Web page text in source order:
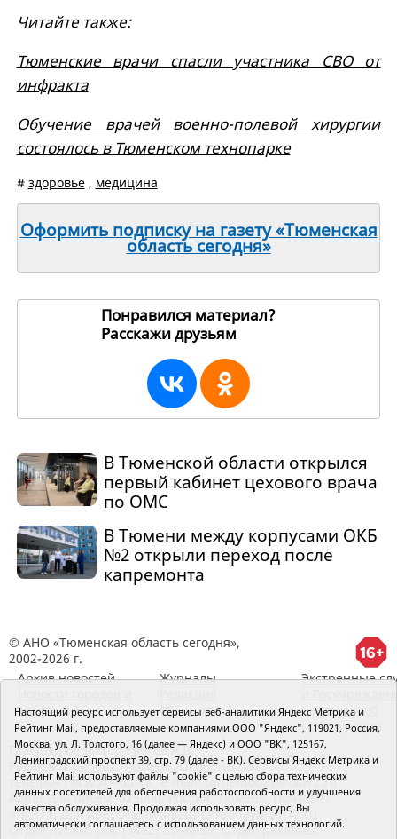
Читайте также:
Тюменские врачи спасли участника СВО от
инфракта
Обучение врачей военно-полевой хирургии
состоялось в Тюменском технопарке
# здоровье, медицина
Оформить подписку на газету «Тюменская
область сегодня»
Понравился материал?
Расскажи друзьям
В Тюменской области открылся
первый кабинет цехового врача
по ОМС
В Тюмени между корпусами ОКБ
№2 открыли переход после
капремонта
© АНО «Тюменская область сегодня»,
2002-2026 г.
Архив новостей
районов ТО
Журналы
RSS поток
Экстренные
Сведения об
организации
Главный редактор Рябков А.В.
Редакция: 625002, Тюмень, Осипенко, 81,
телефон (3452)49-00-18, e-mail: tumentoday@obl72.ru
Адрес для писем: 625000, Россия, Тюмень, Почтамт,
а/я 371. Для пресс-релизов: tumentoday@obl72.ru.
Отдел писем: тел. (3452) 39-90-59. Отдел рекламы:
Настоящий ресурс использует сервисы веб-аналитики Яндекс Метрика и
Рейтинг Mail, предоставляемые компаниями ООО "Яндекс", 119021, Россия,
Москва, ул. Л. Толстого, 16 (далее — Яндекс) и ООО "ВК", 125167,
Ленинградский проспект 39, стр. 79 (далее - ВК). Сервисы Яндекс Метрика и
Рейтинг Mail используют файлы "cookie" с целью сбора технических
данных посетителей для обеспечения работоспособности и улучшения
качества обслуживания. Продолжая использовать ресурс, Вы
автоматически соглашаетесь с использованием данных технологий.